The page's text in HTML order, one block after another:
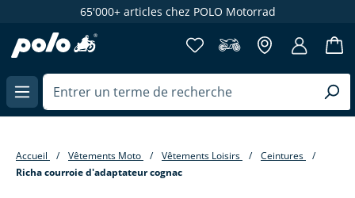
65'000+ articles chez POLO Motorrad
Accueil Vêtements Moto Vêtements Loisirs
Ceintures
Richa courroie d'adaptateur cognac